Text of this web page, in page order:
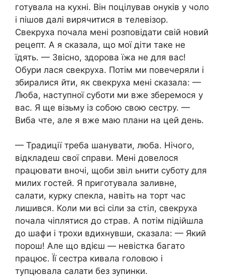
готувала на кухні. Він поцілував онуків у чоло
і пішов далі вирячитися в телевізор.
Свекруха почала мені розповідати свій новий
рецепт. А я сказала, що мої діти таке не
їдять. — Звісно, здорова їжа не для вас!
Обури лася свекруха. Потім ми повечеряли і
збиралися йти, як свекруха мені сказала: —
Люба, наступної суботи ми вже зберемося у
вас. Я ще візьму із собою свою сестру. —
Виба чте, але я вже маю плани на цей день.
— Традиції треба шанувати, люба. Нічого,
відкладеш свої справи. Мені довелося
працювати вночі, щоби звіл ьнити суботу для
милих гостей. Я приготувала заливне,
салати, курку спекла, навіть на торт час
лишився. Коли ми всі сіли за стіл, свекруха
почала чіплятися до страв. А потім підійшла
до шафи і трохи вдихнувши, сказала: — Який
порош! Але що вдієш — невістка багато
працює. Її сестра кивала головою і
тупцювала салати без зупинки.